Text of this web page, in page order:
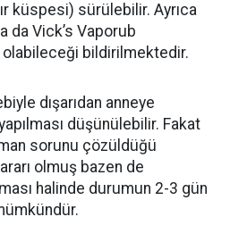
küspesi) sürülebilir. Ayrıca
da Vick’s Vaporub
olabileceği bildirilmektedir.
dışarıdan anneye
düşünülebilir. Fakat
sorunu çözüldüğü
olmuş bazen de
halinde durumun 2-3 gün